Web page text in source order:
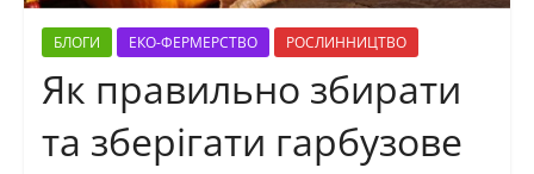
БЛОГИ ЕКО-ФЕРМЕРСТВО РОСЛИННИЦТВО
Як правильно збирати
та зберігати гарбузове